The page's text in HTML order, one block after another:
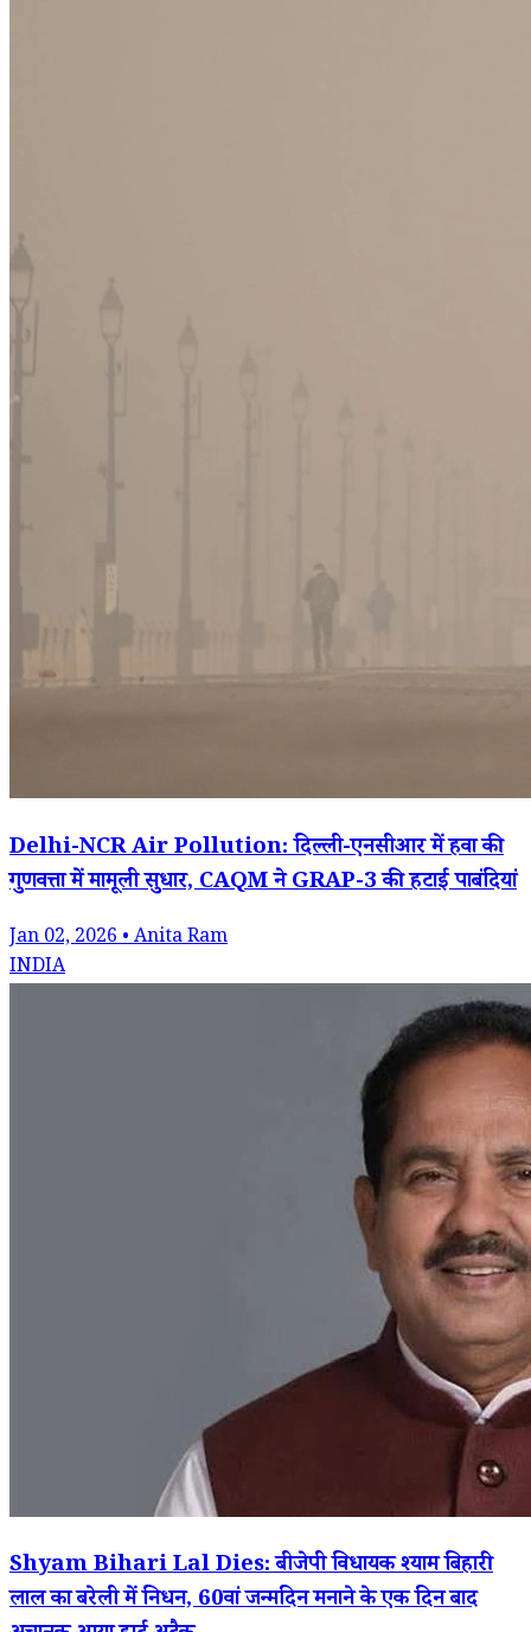
Delhi-NCR Air Pollution: दिल्ली-एनसीआर में हवा की
गुणवत्ता में मामूली सुधार, CAQM ने GRAP-3 की हटाईं पाबंदियां
Jan 02, 2026 • Anita Ram
INDIA
Shyam Bihari Lal Dies: बीजेपी विधायक श्याम बिहारी
लाल का बरेली में निधन, 60वां जन्मदिन मनाने के एक दिन बाद